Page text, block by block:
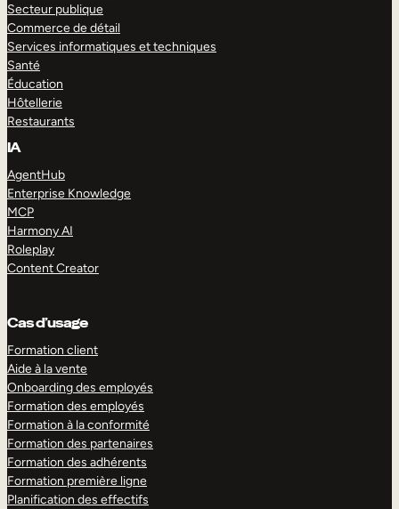
Secteur publique
Commerce de détail
Services informatiques et techniques
Santé
Éducation
Hôtellerie
Restaurants
IA
AgentHub
Enterprise Knowledge
MCP
Harmony AI
Roleplay
Content Creator
Cas d’usage
Formation client
Aide à la vente
Onboarding des employés
Formation des employés
Formation à la conformité
Formation des partenaires
Formation des adhérents
Formation première ligne
Planification des effectifs